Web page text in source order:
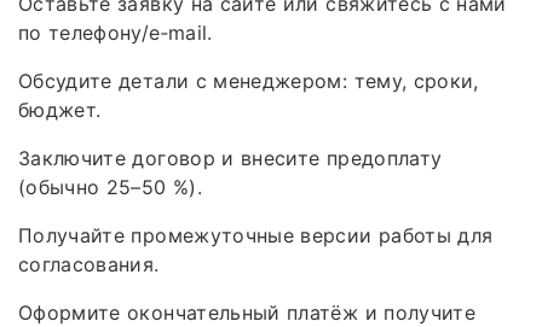
по телефону/e‑mail.
Обсудите детали с менеджером: тему, сроки,
бюджет.
Заключите договор и внесите предоплату
(обычно 25–50 %).
Получайте промежуточные версии работы для
согласования.
Оформите окончательный платёж и получите